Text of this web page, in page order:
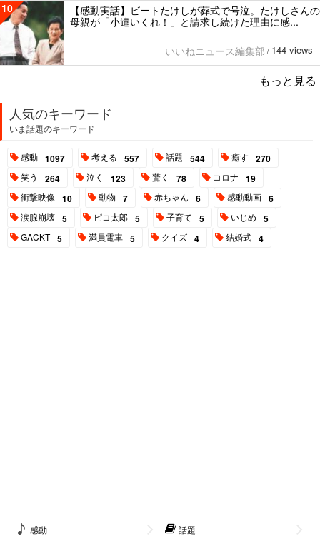
10
【感動実話】ビートたけしが葬式で号泣。たけしさんの
母親が「小遣いくれ！」と請求し続けた理由に感...
いいねニュース編集部 / 144 views
もっと見る
人気のキーワード
いま話題のキーワード
感動 1097 考える 557 話題 544 癒す 270
笑う 264 泣く 123 驚く 78 コロナ 19
衝撃映像 10 動物 7 赤ちゃん 6 感動動画 6
涙腺崩壊 5 ピコ太郎 5 子育て 5 いじめ 5
GACKT 5 満員電車 5 クイズ 4 結婚式 4
感動 話題